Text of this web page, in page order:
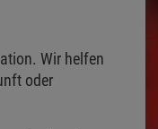
Wir helfen
oder